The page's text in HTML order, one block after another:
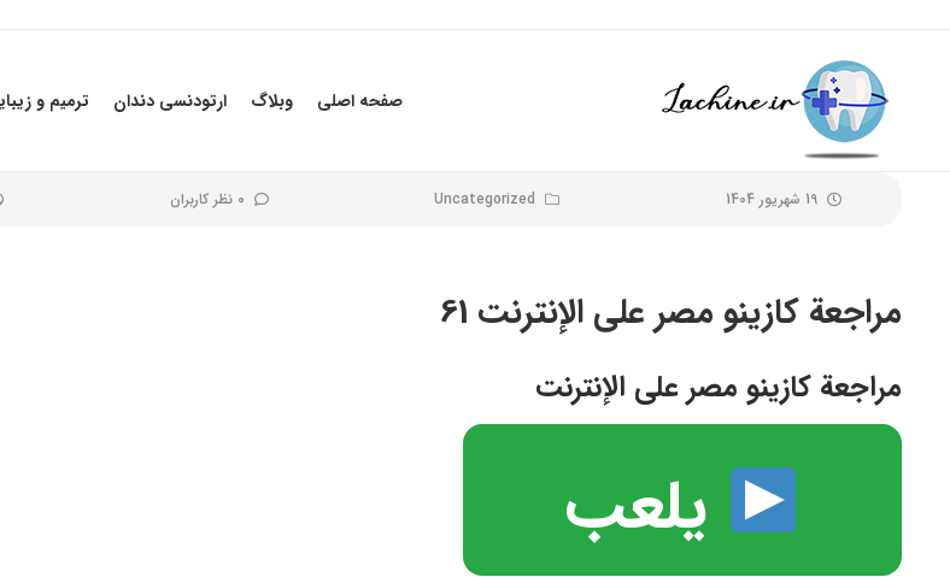
صفحه اصلی وبلاگ ارتودنسی دندان ترمیم و
19 شهریور 1404 Uncategorized 0 نظر کاربران
مراجعة كازينو مصر على الإنترنت 61
مراجعة كازينو مصر على الإنترنت
يلعب